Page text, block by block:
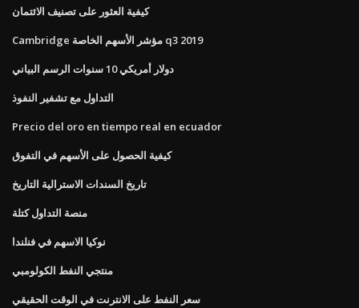
كيفية العثور على تصنيف الائتمان
Cambridge مؤشر الأسهم الخاصة q3 2019
دولار أمريكي 10 سنوات الرسم البياني
التداول مع تشفير النفوذ
Precio del oro en tiempo real en ecuador
كيفية الحصول على الأسهم في التفوق
تاريخ السندات الاسترالية التاريخ
منصة التداول كتلة
نوكيا الاسهم في فنلندا
منتجي النفط الكولومبي
سعر النفط على الانترنت في الوقت الحقيقي